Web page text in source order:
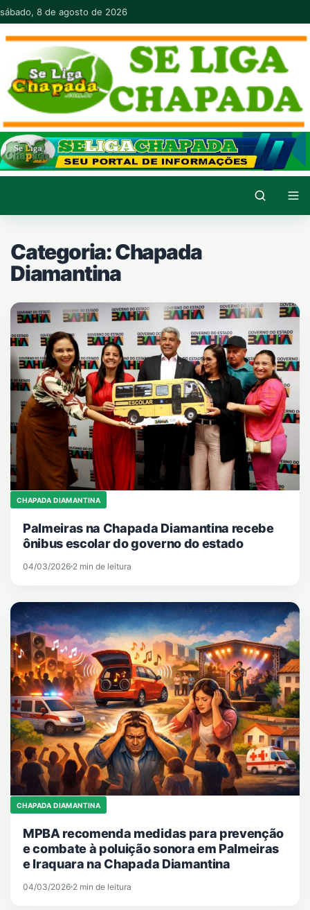
Pular para o conteúdo
sábado, 8 de agosto de 2026
Categoria:Chapada
Diamantina
CHAPADA DIAMANTINA
Palmeiras na Chapada Diamantina recebe
ônibus escolar do governo do estado
04/03/2026 2 min de leitura
CHAPADA DIAMANTINA
MPBA recomenda medidas para prevenção
e combate à poluição sonora em Palmeiras
e Iraquara na Chapada Diamantina
04/03/2026 2 min de leitura